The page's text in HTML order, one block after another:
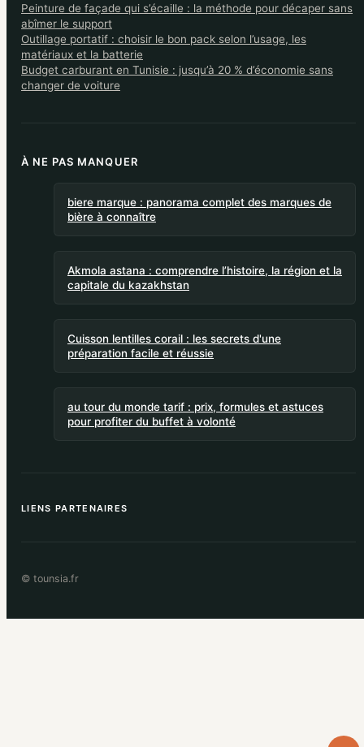
Peinture de façade qui s’écaille : la méthode pour décaper sans
abîmer le support
Outillage portatif : choisir le bon pack selon l’usage, les
matériaux et la batterie
Budget carburant en Tunisie : jusqu’à 20 % d’économie sans
changer de voiture
À NE PAS MANQUER
biere marque : panorama complet des marques de
bière à connaître
Akmola astana : comprendre l’histoire, la région et la
capitale du kazakhstan
Cuisson lentilles corail : les secrets d'une
préparation facile et réussie
au tour du monde tarif : prix, formules et astuces
pour profiter du buffet à volonté
LIENS PARTENAIRES
© tounsia.fr